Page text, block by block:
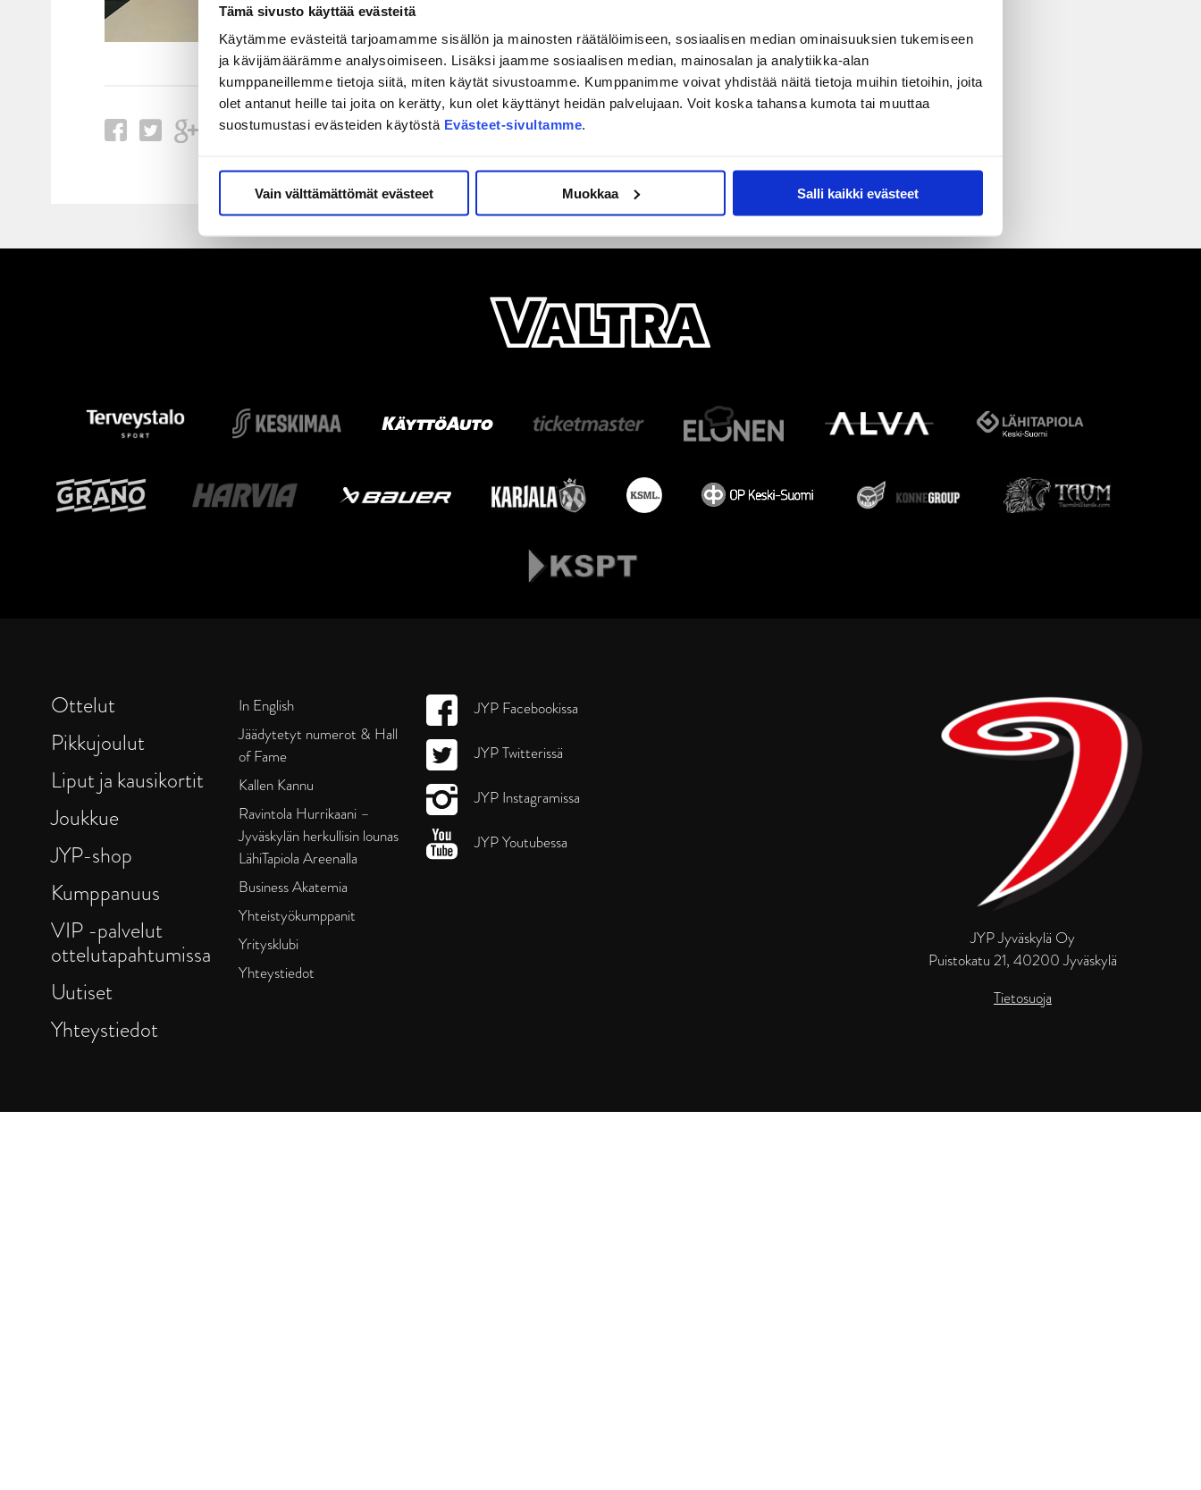
Tämä sivusto käyttää evästeitä
Käytämme evästeitä tarjoamamme sisällön ja mainosten räätälöimiseen, sosiaalisen median ominaisuuksien tukemiseen
ja kävijämäärämme analysoimiseen. Lisäksi jaamme sosiaalisen median, mainosalan ja analytiikka-alan
kumppaneillemme tietoja siitä, miten käytät sivustoamme. Kumppanimme voivat yhdistää näitä tietoja muihin tietoihin, joita
olet antanut heille tai joita on kerätty, kun olet käyttänyt heidän palvelujaan. Voit koska tahansa kumota tai muuttaa
suostumustasi evästeiden käytöstä Evästeet-sivultamme.
Vain välttämättömät evästeet Muokkaa Salli kaikki evästeet
JYP Jyväskylä Oy
Puistokatu 21, 40200 Jyväskylä
Tietosuoja
Ottelut
Pikkujoulut
Liput ja kausikortit
Joukkue
JYP-shop
Kumppanuus
VIP -palvelut
ottelutapahtumissa
Uutiset
Yhteystiedot
In English
Jäädytetyt numerot & Hall
of Fame
Kallen Kannu
Ravintola Hurrikaani –
Jyväskylän herkullisin lounas
LähiTapiola Areenalla
Business Akatemia
Yhteistyökumppanit
Yritysklubi
Yhteystiedot
JYP Facebookissa
JYP Twitterissä
JYP Instagramissa
JYP Youtubessa